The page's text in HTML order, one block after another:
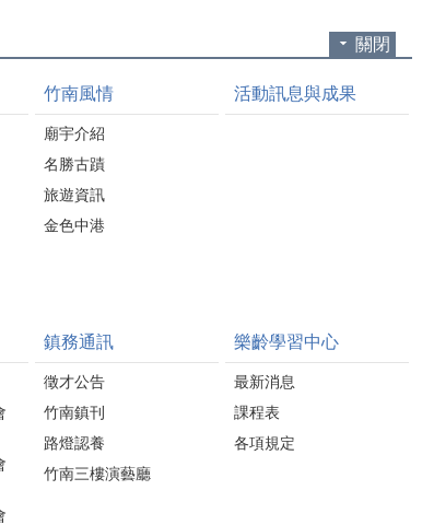
關閉
竹南風情
廟宇介紹
名勝古蹟
旅遊資訊
金色中港
活動訊息與成果
鎮務通訊
徵才公告
竹南鎮刊
路燈認養
竹南三樓演藝廳
樂齡學習中心
最新消息
課程表
各項規定